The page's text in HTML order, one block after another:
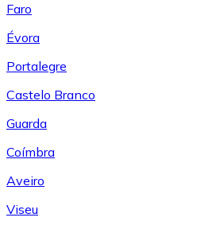
Faro
Évora
Portalegre
Castelo Branco
Guarda
Coímbra
Aveiro
Viseu